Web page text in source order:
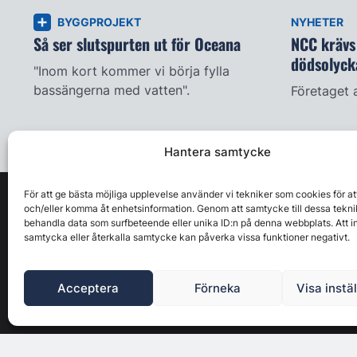
Hantera samtycke
För att ge bästa möjliga upplevelse använder vi tekniker som cookies för
och/eller komma åt enhetsinformation. Genom att samtycke till dessa
behandla data som surfbeteende eller unika ID:n på denna webbplats. Att
samtycka eller återkalla samtycke kan påverka vissa funktioner negativt.
Acceptera Förneka Visa
BYGGPROJEKT
Så ser slutspurten ut för Oceana
"Inom kort kommer vi börja fylla
bassängerna med vatten".
NYHETER
NCC
Företaget